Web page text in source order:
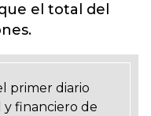
el total del
primer diario
y financiero de